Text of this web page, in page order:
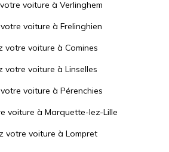
voiture à Verlinghem
voiture à Frelinghien
votre voiture à Comines
votre voiture à Linselles
voiture à Pérenchies
voiture à Marquette-lez-Lille
votre voiture à Lompret